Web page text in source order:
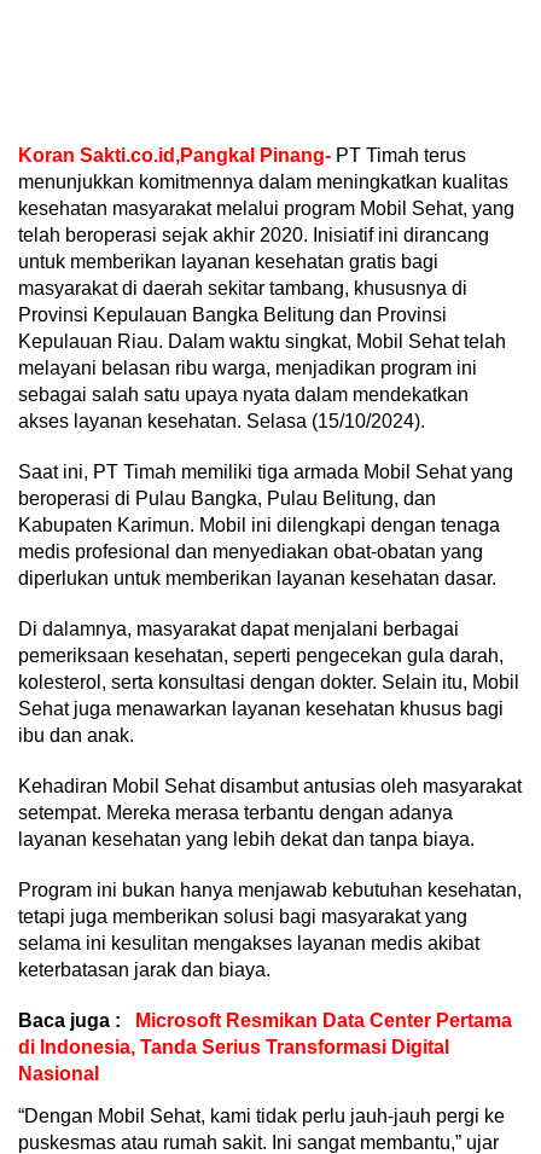
Koran Sakti.co.id,Pangkal Pinang- PT Timah terus
menunjukkan komitmennya dalam meningkatkan kualitas
kesehatan masyarakat melalui program Mobil Sehat, yang
telah beroperasi sejak akhir 2020. Inisiatif ini dirancang
untuk memberikan layanan kesehatan gratis bagi
masyarakat di daerah sekitar tambang, khususnya di
Provinsi Kepulauan Bangka Belitung dan Provinsi
Kepulauan Riau. Dalam waktu singkat, Mobil Sehat telah
melayani belasan ribu warga, menjadikan program ini
sebagai salah satu upaya nyata dalam mendekatkan
akses layanan kesehatan. Selasa (15/10/2024).
Saat ini, PT Timah memiliki tiga armada Mobil Sehat yang
beroperasi di Pulau Bangka, Pulau Belitung, dan
Kabupaten Karimun. Mobil ini dilengkapi dengan tenaga
medis profesional dan menyediakan obat-obatan yang
diperlukan untuk memberikan layanan kesehatan dasar.
Di dalamnya, masyarakat dapat menjalani berbagai
pemeriksaan kesehatan, seperti pengecekan gula darah,
kolesterol, serta konsultasi dengan dokter. Selain itu, Mobil
Sehat juga menawarkan layanan kesehatan khusus bagi
ibu dan anak.
Kehadiran Mobil Sehat disambut antusias oleh masyarakat
setempat. Mereka merasa terbantu dengan adanya
layanan kesehatan yang lebih dekat dan tanpa biaya.
Program ini bukan hanya menjawab kebutuhan kesehatan,
tetapi juga memberikan solusi bagi masyarakat yang
selama ini kesulitan mengakses layanan medis akibat
keterbatasan jarak dan biaya.
Baca juga :
Microsoft Resmikan Data Center Pertama
di Indonesia, Tanda Serius Transformasi Digital
Nasional
“Dengan Mobil Sehat, kami tidak perlu jauh-jauh pergi ke
puskesmas atau rumah sakit. Ini sangat membantu,” ujar